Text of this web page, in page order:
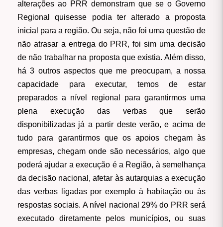
alterações ao PRR demonstram que se o Governo
Regional quisesse podia ter alterado a proposta
inicial para a região. Ou seja, não foi uma questão de
não atrasar a entrega do PRR, foi sim uma decisão
de não trabalhar na proposta que existia. Além disso,
há 3 outros aspectos que me preocupam, a nossa
capacidade para executar, temos de estar
preparados a nível regional para garantirmos uma
plena execução das verbas que serão
disponibilizadas já a partir deste verão, e acima de
tudo para garantirmos que os apoios chegam às
empresas, chegam onde são necessários, algo que
poderá ajudar a execução é a Região, à semelhança
da decisão nacional, afetar às autarquias a execução
das verbas ligadas por exemplo à habitação ou às
respostas sociais. A nível nacional 29% do PRR será
executado diretamente pelos municípios, ou suas